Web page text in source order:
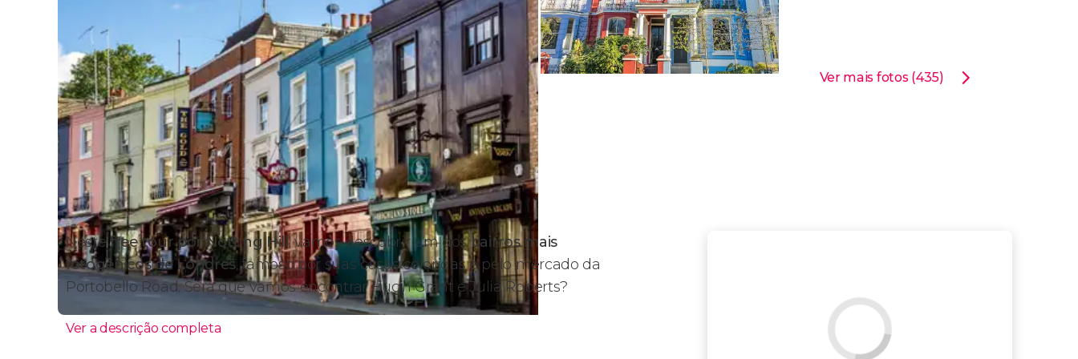
Ver mais fotos (435)
Nestefree tour por Notting Hill, vamos descobrir um dosbairros mais
fotogênicos de Londres, famoso por suas casas coloridas e pelo mercado da
Portobello Road. Será que vamos encontrar Hugh Grant e Julia Roberts?
Ver a descrição completa